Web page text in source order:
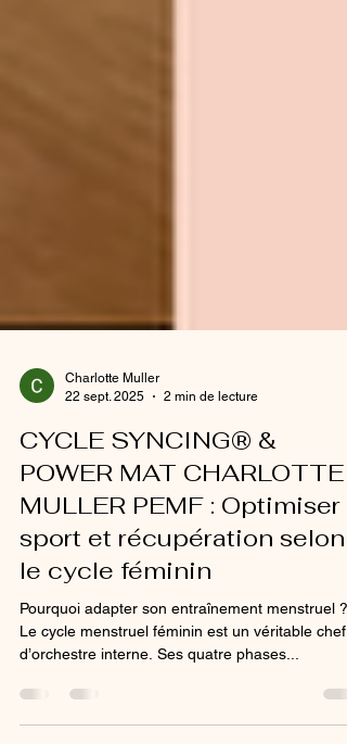
22 sept. 2025
2 min de lecture
CYCLE SYNCING® &
POWER MAT CHARLOTTE
MULLER PEMF : Optimiser
sport et récupération selon
le cycle féminin
Pourquoi adapter son entraînement menstruel ?
d’orchestre interne. Ses quatre phases...